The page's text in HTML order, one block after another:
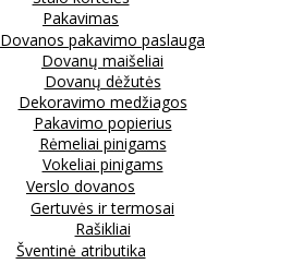
Pakavimas
Dovanos pakavimo paslauga
Dovanų maišeliai
Dovanų dėžutės
Dekoravimo medžiagos
Pakavimo popierius
Rėmeliai pinigams
Vokeliai pinigams
Verslo dovanos
Gertuvės ir termosai
Rašikliai
Šventinė atributika